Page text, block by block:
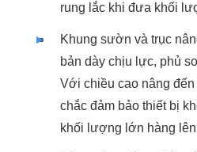
rung lắc khi đưa khối
Khung sườn và trục
bản dày chịu lực, phủ
Với chiều cao nâng
chắc đảm bảo thiết bị
khối lượng lớn hàng lên